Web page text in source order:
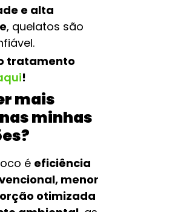
e alta
, quelatos são
tratamento
!
mais
minhas
é eficiência
menor
otimizada